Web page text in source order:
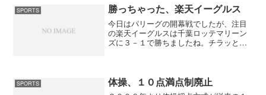
７番らしい。現状でさえ長...
SPORTS 勝っちゃった、楽天イーグルス
今日はパリーグの開幕戦でしたが、注目
の楽天イーグルスは千葉ロッテマリーン
ズに３－１で勝ちましたね。チラッと見
たが、３回に３安打で２点...
SPORTS 体操、１０点満点制廃止